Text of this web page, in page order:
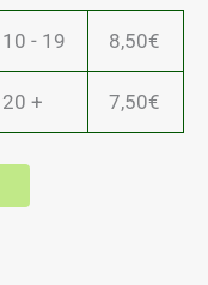
10 - 19 8,50€
20 + 7,50€